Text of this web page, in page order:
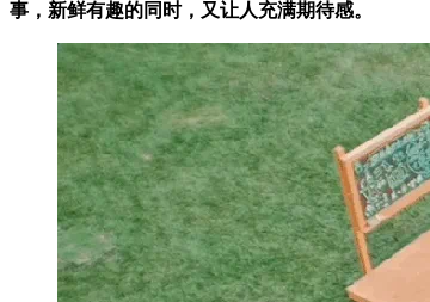
事，新鲜有趣的同时，又让人充满期待感。